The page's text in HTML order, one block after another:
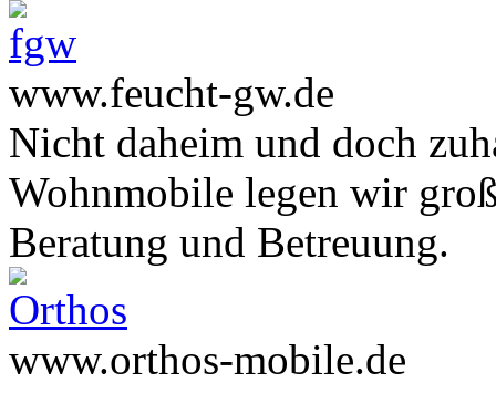
www.feucht-gw.de
Nicht daheim und doch
Wohnmobile legen wir
Beratung und Betreuung.
www.orthos-mobile.de